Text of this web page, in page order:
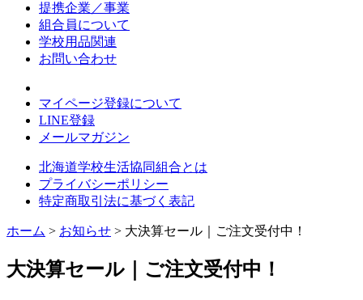
提携企業／事業
組合員について
学校用品関連
お問い合わせ
マイページ登録について
LINE登録
メールマガジン
北海道学校生活協同組合とは
プライバシーポリシー
特定商取引法に基づく表記
ホーム > お知らせ > 大決算セール｜ご注文受付中！
大決算セール｜ご注文受付中！